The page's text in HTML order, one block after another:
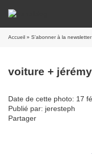
Accueil » S'abonner à la newsletter
voiture + jérémy
Date de cette photo: 17
Publié par: jeresteph
Partager